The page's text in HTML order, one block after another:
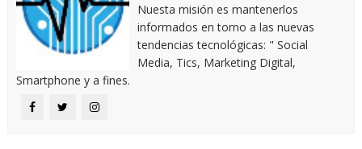
Nuesta misión es mantenerlos
informados en torno a las nuevas
tendencias tecnológicas: " Social
Media, Tics, Marketing Digital,
Smartphone y a fines.